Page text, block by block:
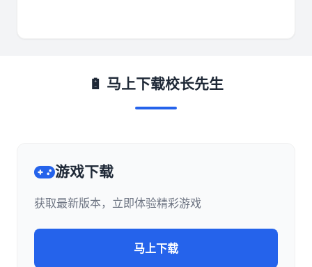
🔋 马上下载校长先生
游戏下载
获取最新版本，立即体验精彩游戏
马上下载